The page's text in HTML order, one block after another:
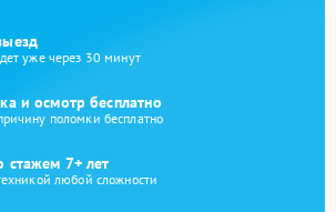
уже через 30 минут
и осмотр бесплатно
поломки бесплатно
стажем 7+ лет
любой сложности